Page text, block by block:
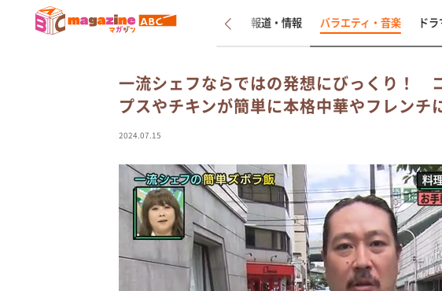
新着 インタビュー 報道・情報 バラエティ・音楽 ド
一流シェフならではの発想にびっくり！
プスやチキンが簡単に本格中華やフレンチ
2024.07.15